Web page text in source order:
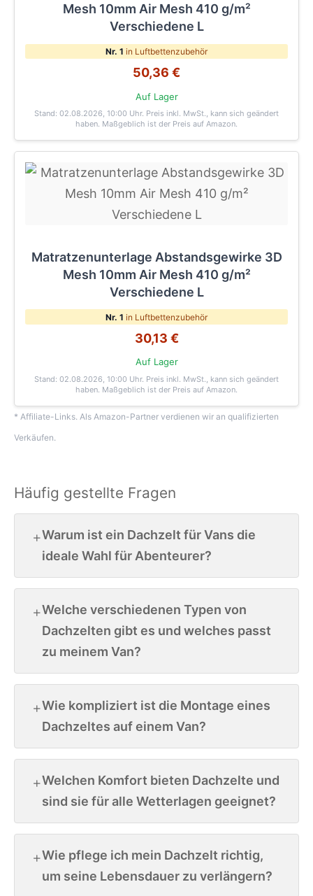
Mesh 10mm Air Mesh 410 g/m²
Verschiedene L
Nr. 1 in Luftbettenzubehör
50,36 €
Auf Lager
Stand: 02.08.2026, 10:00 Uhr. Preis inkl. MwSt., kann sich geändert
haben. Maßgeblich ist der Preis auf Amazon.
Matratzenunterlage Abstandsgewirke 3D
Mesh 10mm Air Mesh 410 g/m²
Verschiedene L
Nr. 1 in Luftbettenzubehör
30,13 €
Auf Lager
Stand: 02.08.2026, 10:00 Uhr. Preis inkl. MwSt., kann sich geändert
haben. Maßgeblich ist der Preis auf Amazon.
* Affiliate-Links. Als Amazon-Partner verdienen wir an qualifizierten
Verkäufen.
Häufig gestellte Fragen
Warum ist ein Dachzelt für Vans die
ideale Wahl für Abenteurer?
Welche verschiedenen Typen von
Dachzelten gibt es und welches passt
zu meinem Van?
Wie kompliziert ist die Montage eines
Dachzeltes auf einem Van?
Welchen Komfort bieten Dachzelte und
sind sie für alle Wetterlagen geeignet?
Wie pflege ich mein Dachzelt richtig,
um seine Lebensdauer zu verlängern?